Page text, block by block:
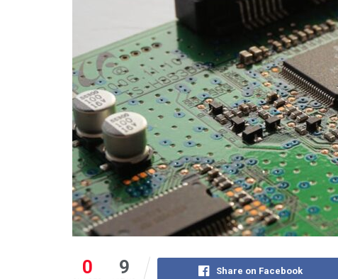
0 9 Share on Facebook